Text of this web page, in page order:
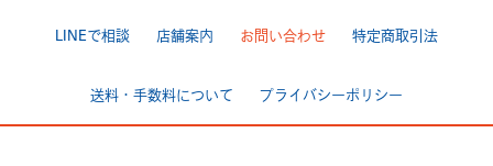
LINEで相談 店舗案内 お問い合わせ 特定商取引法
送料・手数料について プライバシーポリシー